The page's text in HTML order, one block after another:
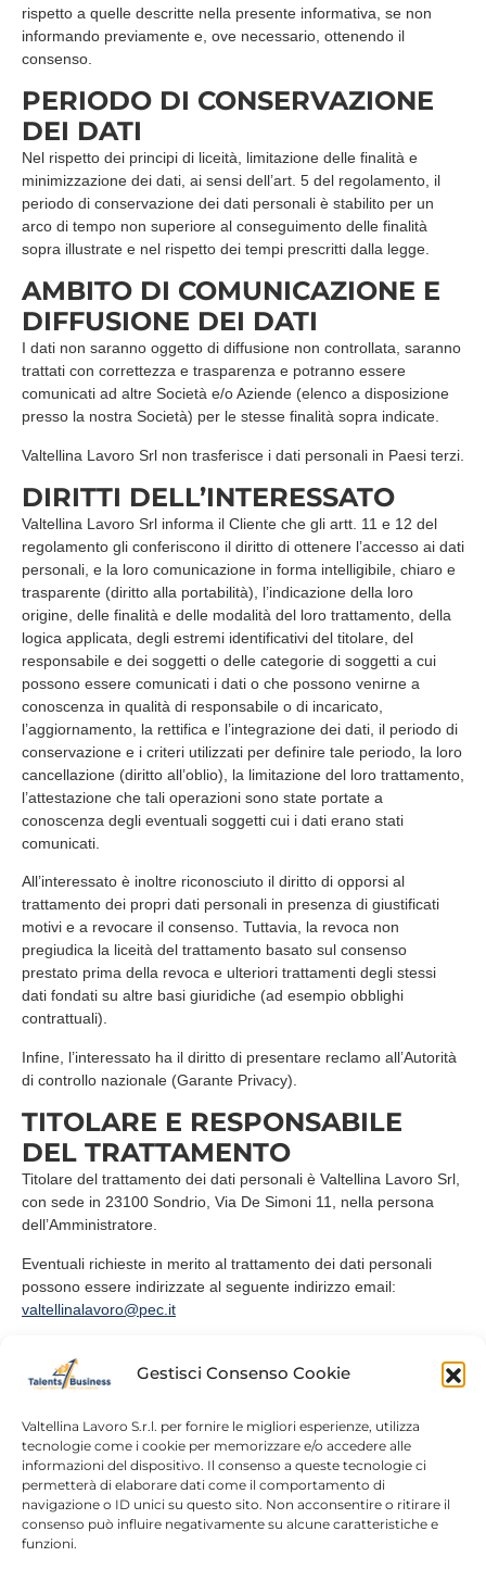
Gestisci Consenso Cookie
Valtellina Lavoro S.r.l. per fornire le migliori esperienze, utilizza
tecnologie come i cookie per memorizzare e/o accedere alle
informazioni del dispositivo. Il consenso a queste tecnologie ci
permetterà di elaborare dati come il comportamento di
navigazione o ID unici su questo sito. Non acconsentire o ritirare il
consenso può influire negativamente su alcune caratteristiche e
funzioni.
rispetto a quelle descritte nella presente informativa, se non
informando previamente e, ove necessario, ottenendo il
consenso.
PERIODO DI CONSERVAZIONE
DEI DATI
Nel rispetto dei principi di liceità, limitazione delle finalità e
minimizzazione dei dati, ai sensi dell’art. 5 del regolamento, il
periodo di conservazione dei dati personali è stabilito per un
arco di tempo non superiore al conseguimento delle finalità
sopra illustrate e nel rispetto dei tempi prescritti dalla legge.
AMBITO DI COMUNICAZIONE E
DIFFUSIONE DEI DATI
I dati non saranno oggetto di diffusione non controllata, saranno
trattati con correttezza e trasparenza e potranno essere
comunicati ad altre Società e/o Aziende (elenco a disposizione
presso la nostra Società) per le stesse finalità sopra indicate.
Valtellina Lavoro Srl non trasferisce i dati personali in Paesi terzi.
DIRITTI DELL’INTERESSATO
Valtellina Lavoro Srl informa il Cliente che gli artt. 11 e 12 del
regolamento gli conferiscono il diritto di ottenere l’accesso ai dati
personali, e la loro comunicazione in forma intelligibile, chiaro e
trasparente (diritto alla portabilità), l’indicazione della loro
origine, delle finalità e delle modalità del loro trattamento, della
logica applicata, degli estremi identificativi del titolare, del
responsabile e dei soggetti o delle categorie di soggetti a cui
possono essere comunicati i dati o che possono venirne a
conoscenza in qualità di responsabile o di incaricato,
l’aggiornamento, la rettifica e l’integrazione dei dati, il periodo di
conservazione e i criteri utilizzati per definire tale periodo, la loro
cancellazione (diritto all’oblio), la limitazione del loro trattamento,
l’attestazione che tali operazioni sono state portate a
conoscenza degli eventuali soggetti cui i dati erano stati
comunicati.
All’interessato è inoltre riconosciuto il diritto di opporsi al
trattamento dei propri dati personali in presenza di giustificati
motivi e a revocare il consenso. Tuttavia, la revoca non
pregiudica la liceità del trattamento basato sul consenso
prestato prima della revoca e ulteriori trattamenti degli stessi
dati fondati su altre basi giuridiche (ad esempio obblighi
contrattuali).
Infine, l’interessato ha il diritto di presentare reclamo all’Autorità
di controllo nazionale (Garante Privacy).
TITOLARE E RESPONSABILE
DEL TRATTAMENTO
Titolare del trattamento dei dati personali è Valtellina Lavoro Srl,
con sede in 23100 Sondrio, Via De Simoni 11, nella persona
dell’Amministratore.
Eventuali richieste in merito al trattamento dei dati personali
possono essere indirizzate al seguente indirizzo email:
valtellinalavoro@pec.it
Home
Login
Chi siamo
Conosciamoci